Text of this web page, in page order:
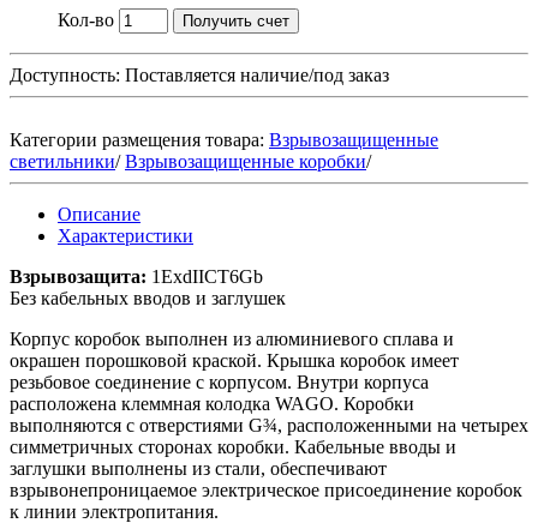
Кол-во Получить счет
Доступность: Поставляется наличие/под заказ
Категории размещения товара: Взрывозащищенные
светильники/Взрывозащищенные коробки/
Описание
Характеристики
Взрывозащита: 1ЕхdIICT6Gb
Без кабельных вводов и заглушек
Корпус коробок выполнен из алюминиевого сплава и
окрашен порошковой краской. Крышка коробок имеет
резьбовое соединение с корпусом. Внутри корпуса
расположена клеммная колодка WAGO. Коробки
выполняются с отверстиями G¾, расположенными на четырех
симметричных сторонах коробки. Кабельные вводы и
заглушки выполнены из стали, обеспечивают
взрывонепроницаемое электрическое присоединение коробок
к линии электропитания.